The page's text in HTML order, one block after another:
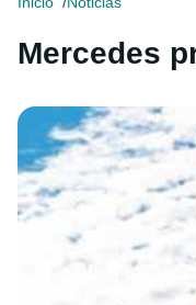
Mercedes